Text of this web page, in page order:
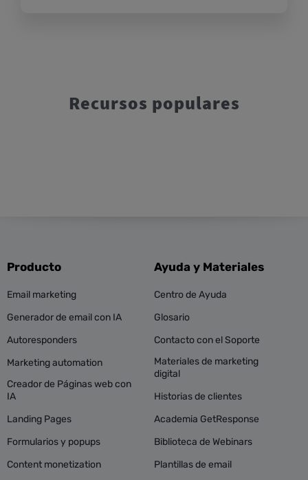
Recursos populares
Producto
Email marketing
Generador de email con IA
Autoresponders
Marketing automation
Creador de Páginas web con
IA
Landing Pages
Formularios y popups
Content monetization
Ayuda y Materiales
Centro de Ayuda
Glosario
Contacto con el Soporte
Materiales de marketing
digital
Historias de clientes
Academia GetResponse
Biblioteca de Webinars
Plantillas de email